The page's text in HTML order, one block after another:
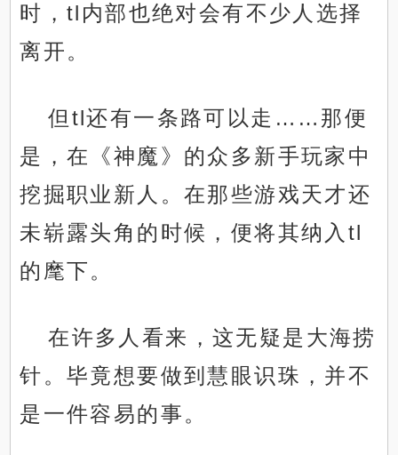
时，tl内部也绝对会有不少人选择
离开。
但tl还有一条路可以走……那便
是，在《神魔》的众多新手玩家中
挖掘职业新人。在那些游戏天才还
未崭露头角的时候，便将其纳入tl
的麾下。
在许多人看来，这无疑是大海捞
针。毕竟想要做到慧眼识珠，并不
是一件容易的事。